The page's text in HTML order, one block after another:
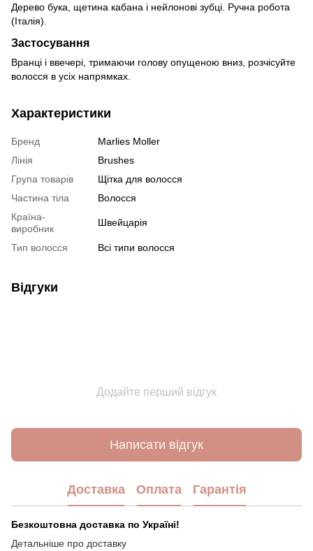
Дерево бука, щетина кабана і нейлонові зубці. Ручна робота
(Італія).
Застосування
Вранці і ввечері, тримаючи голову опущеною вниз, розчісуйте
волосся в усіх напрямках.
Характеристики
Бренд
Marlies Moller
Лінія
Brushes
Група товарів
Щітка для волосся
Частина тіла
Волосся
Країна-
виробник
Швейцарія
Тип волосся Всі типи волосся
Відгуки
Додайте перший відгук
Написати відгук
Доставка Оплата Гарантія
Безкоштовна доставка по Україні!
Детальніше про доставку